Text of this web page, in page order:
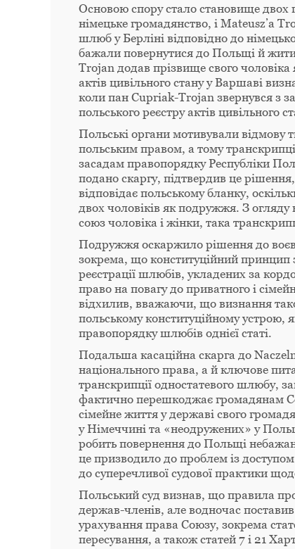
Основою спору стало становище двох
німецьке громадянство, і Mateusz’a
шлюб у Берліні відповідно до
бажали повернутися до Польщі й
Trojan додав прізвище свого чоловіка
актів цивільного стану у Варшаві
коли пан Cupriak-Trojan звернувся з
польського реєстру актів цивільного
Польські органи мотивували
польським правом, а тому
засадам правопорядку Республіки
подано скаргу, підтвердив це
відповідає польському бланку,
двох чоловіків як подружжя. З
союз чоловіка і жінки, така
Подружжя оскаржило рішення до
зокрема, що конституційний принцип
реєстрації шлюбів, укладених за
право на повагу до приватного і
відхилив, вважаючи, що визнання
польському конституційному устрою,
правопорядку шлюбів однієї статі.
Подальша касаційна скарга до
національного права, а й ключове
транскрипції одностатевого шлюбу,
фактично перешкоджає громадянам
сімейне життя у державі свого
у Німеччині та «неодружених» у
робить повернення до Польщі
це призводило до проблем із
до суперечливої судової практики
Польський суд визнав, що правила
держав-членів, але водночас
урахування права Союзу, зокрема
пересування, а також статей 7 і 21